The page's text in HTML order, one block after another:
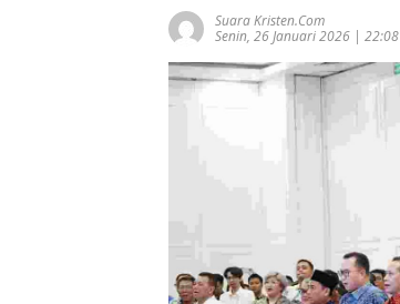
Suara Kristen.com
Senin, 26 Januari 2026 | 22:08